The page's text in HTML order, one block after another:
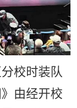
校时装队
由经开校